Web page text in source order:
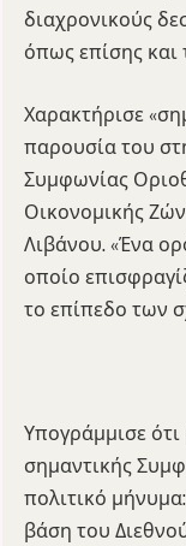
διαχρονικούς
όπως επίσης και
Χαρακτήρισε
παρουσία του
Συμφωνίας
Οικονομικής
Λιβάνου. «Ένα
οποίο
το επίπεδο των
Υπογράμμισε
σημαντικής
πολιτικό
βάση του